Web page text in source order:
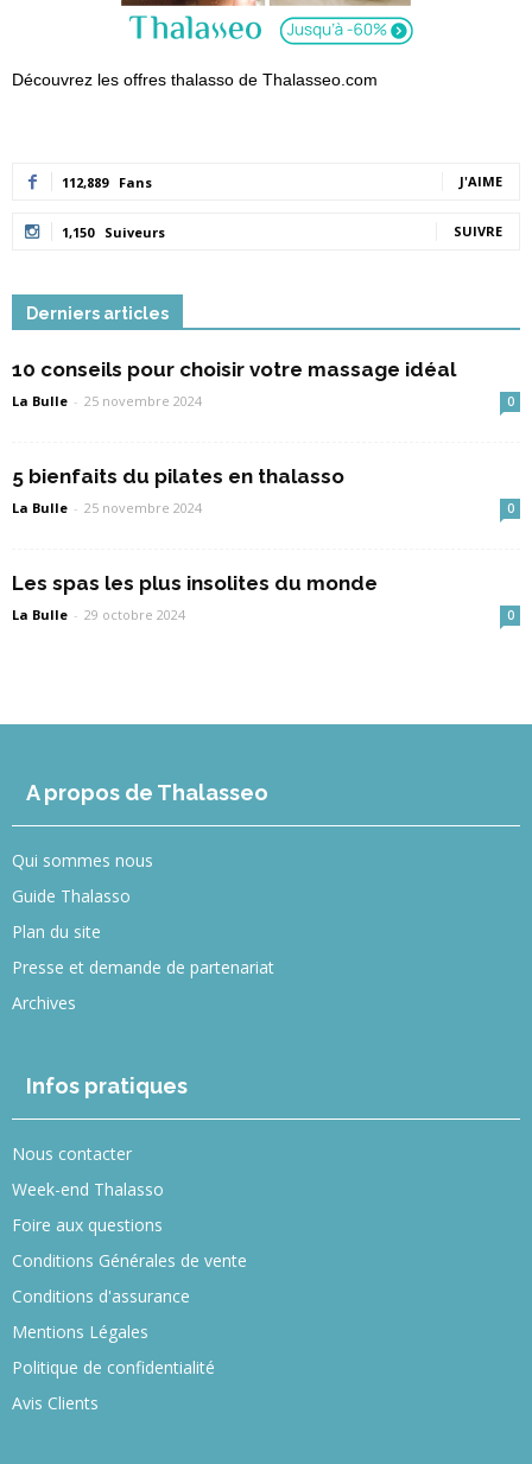
Découvrez les offres thalasso de Thalasseo.com
112,889 Fans J'AIME
1,150 Suiveurs SUIVRE
Derniers articles
10 conseils pour choisir votre massage idéal
La Bulle - 25 novembre 2024 0
5 bienfaits du pilates en thalasso
La Bulle - 25 novembre 2024 0
Les spas les plus insolites du monde
La Bulle - 29 octobre 2024 0
A propos de Thalasseo
Qui sommes nous
Guide Thalasso
Plan du site
Presse et demande de partenariat
Archives
Infos pratiques
Nous contacter
Week-end Thalasso
Foire aux questions
Conditions Générales de vente
Conditions d'assurance
Mentions Légales
Politique de confidentialité
Avis Clients